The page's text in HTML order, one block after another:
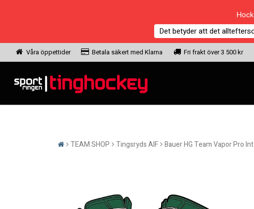
Det betyder att det
Våra öppettider Betala säkert med Klarna Fri frakt över 3 500 kr
TEAM SHOP Tingsryds AIF Bauer HG Team Vapor Pro